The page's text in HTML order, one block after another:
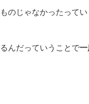
のじゃなかったってい
んだっていうことで